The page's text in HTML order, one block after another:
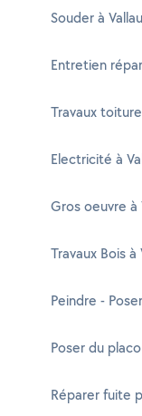
Souder à
Entretien
Travaux
Electricité à
Gros oeuvre à
Travaux Bois à
Peindre -
Poser du
Réparer fuite